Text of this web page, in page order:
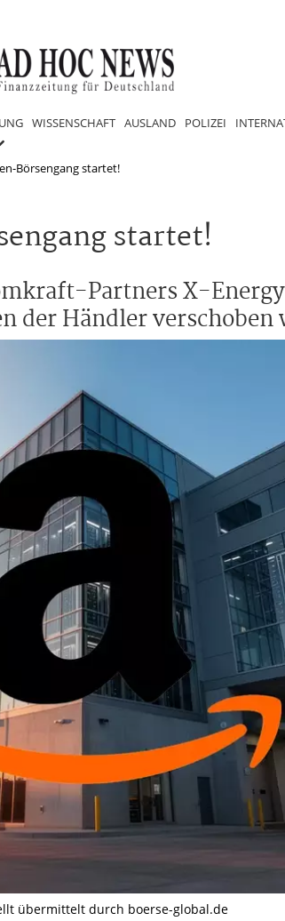
WISSENSCHAFT AUSLAND POLIZEI
Börsengang startet!
startet!
Partners X-
der Händler verschoben
übermittelt durch boerse-global.de